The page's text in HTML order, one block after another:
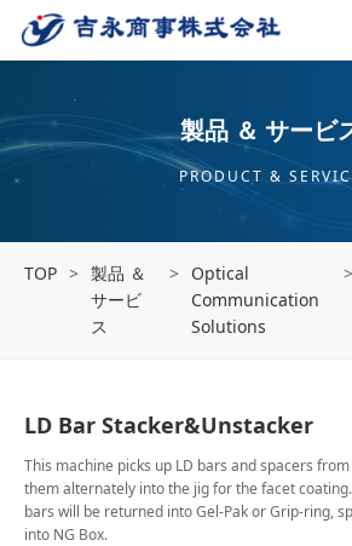
製品 ＆ サービ
PRODUCT &
TOP > 製品 ＆
サービ
ス
> Optical
Communication
Solutions
>
LD Bar Stacker&Unstacker
This machine picks up LD bars and spacers
them alternately into the jig for the facet
bars will be returned into Gel-Pak or Grip-ring,
into NG Box.